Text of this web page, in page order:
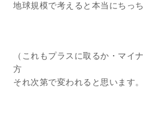
地球規模で考えると本当にちっ
（これもプラスに取るか・マイ
方
それ次第で変われると思います。